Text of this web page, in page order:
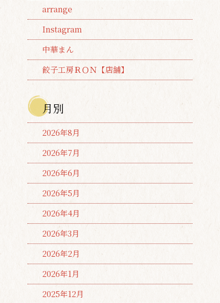
arrange
Instagram
中華まん
餃子工房ＲＯＮ【店舗】
月別
2026年8月
2026年7月
2026年6月
2026年5月
2026年4月
2026年3月
2026年2月
2026年1月
2025年12月